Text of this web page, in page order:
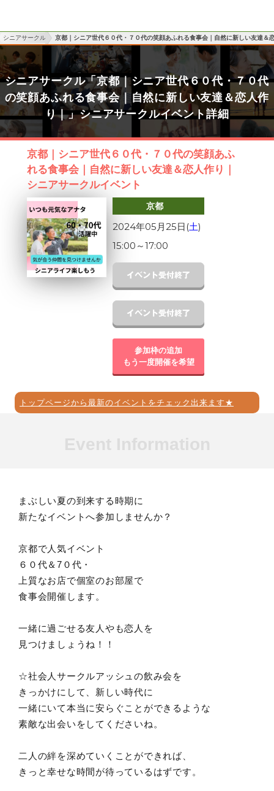
シニアサークル 京都｜シニア世代６０代・７０代の笑顔あふれる食事会｜自然に新しい友達＆
シニアサークル「京都｜シニア世代６０代・７０代
の笑顔あふれる食事会｜自然に新しい友達＆恋人作
り｜」シニアサークルイベント詳細
京都｜シニア世代６０代・７０代の笑顔あふ
れる食事会｜自然に新しい友達＆恋人作り｜
シニアサークルイベント
京都
2024年05月25日(土)
15:00 ～17:00
参加枠の追加
もう一度開催を希望
トップページから最新のイベントをチェック出来ます★
まぶしい夏の到来する時期に
新たなイベントへ参加しませんか？
京都で人気イベント
６０代＆7０代・
上質なお店で個室のお部屋で
食事会開催します。
一緒に過ごせる友人やも恋人を
見つけましょうね！！
☆社会人サークルアッシュの飲み会を
きっかけにして、新しい時代に
一緒にいて本当に安らぐことができるような
素敵な出会いをしてくださいね。
二人の絆を深めていくことができれば、
きっと幸せな時間が待っているはずです。